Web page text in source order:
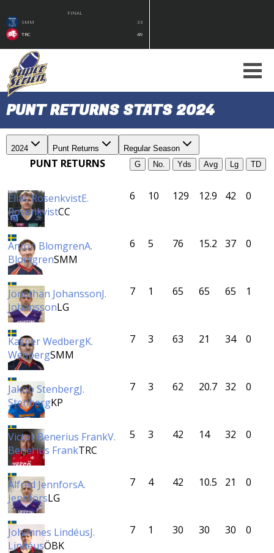
FINAL
SMM
33
TRC
49
PUNT RETURNS STATS 2024
2024 Punt Returns Regular Season
PUNT RETURNS G No. Yds Avg Lg TD
Elias RosenkvistE.
RosenkvistCC
6 10 129 12.9 42 0
Anton BlomgrenA.
BlomgrenSMM
6 5 76 15.2 37 0
Jonathan JohanssonJ.
JohanssonLG
7 1 65 65 65 1
Kasper WedbergK.
WedbergSMM
7 3 63 21 34 0
Jakob StenbergJ.
StenbergKP
7 3 62 20.7 32 0
Victor Benerius FrankV.
Benerius FrankTRC
5 3 42 14 32 0
Alfred JennforsA.
JennforsLG
7 4 42 10.5 21 0
Johannes LindéusJ.
LindéusÖBK
7 1 30 30 30 0